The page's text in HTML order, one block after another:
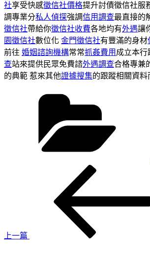
社享受快感徵信社價格提升討債徵信社服
調專業分私人偵探強調信用調查最直接的
徵信社帶給你徵信社收費各地均有外遇讓
園徵信社數位化 金門徵信社有豐滿的身材
前往 婚姻諮詢機構常常抓姦費用 成立本行
查站來提供民眾免費諮外遇調查合格專兼
的典範 惹來其他證據搜集的跟蹤相關資料
上一篇